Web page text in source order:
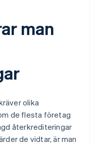
man
olika
de flesta företag
återkrediteringar
de vidtar, är man